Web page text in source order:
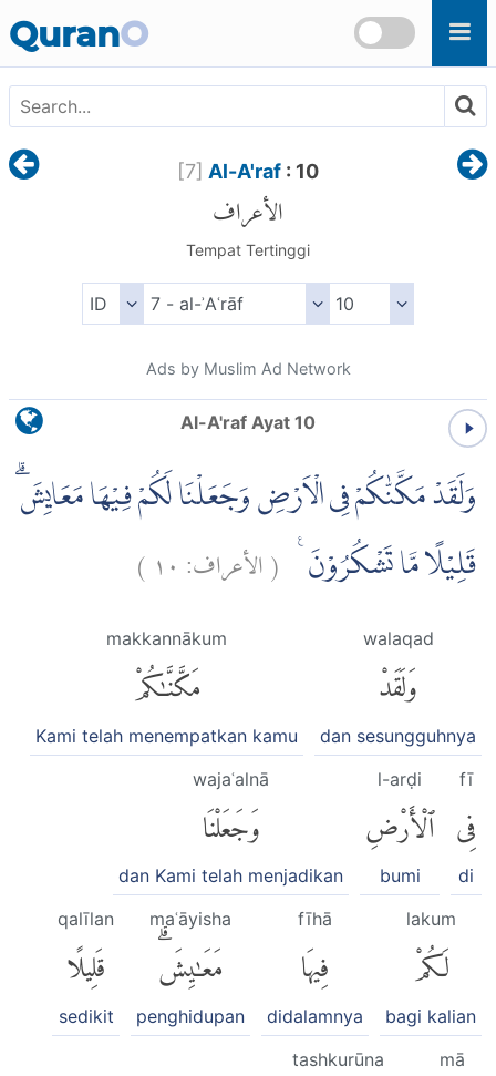
QuranO
[7] Al-A'raf: 10
الأعراف
Tempat Tertinggi
Ads by Muslim Ad Network
Al-A'raf Ayat 10
وَلَقَدْ مَكَّنّٰكُمْ فِى الْاَرْضِ وَجَعَلْنَا لَكُمْ فِيْهَا مَعَايِشَۗ
قَلِيْلًا مَّا تَشْكُرُوْنَ ࣖ (الأعراف: ١٠ )
walaqad
وَلَقَدْ
dan sesungguhnya
makkannākum
مَكَّنَّٰكُمْ
Kami telah menempatkan kamu
fī
فِى
di
l-arḍi
ٱلْأَرْضِ
bumi
wajaʿalnā
وَجَعَلْنَا
dan Kami telah menjadikan
lakum
لَكُمْ
bagi kalian
fīhā
فِيهَا
didalamnya
maʿāyisha
مَعَٰيِشَۗ
penghidupan
qalīlan
قَلِيلًا
sedikit
mā
tashkurūna